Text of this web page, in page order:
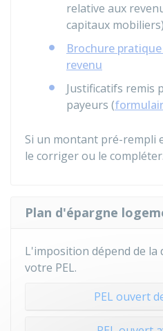
relative aux
capitaux mobiliers)
Brochure
revenu
Justificatifs remis
payeurs (
Si un montant pré-rempli
le corriger ou le compléter.
Plan d'épargne
L'imposition dépend de la
votre PEL.
PEL ouvert